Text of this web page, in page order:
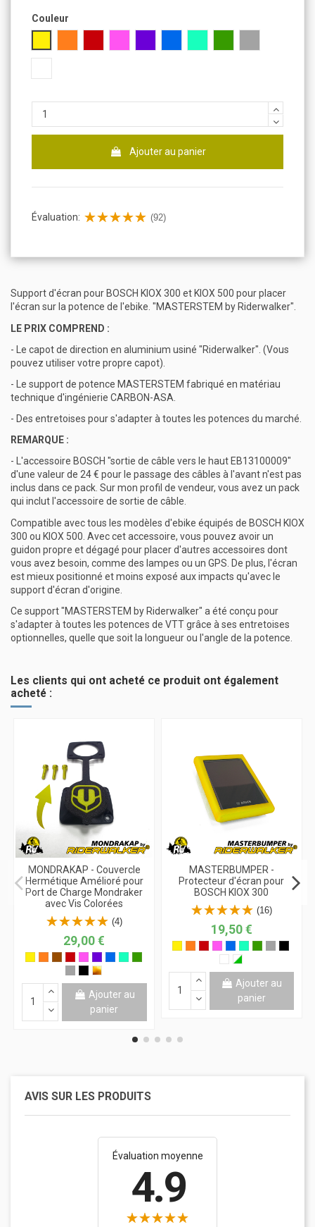
Couleur
Ajouter au panier
Évaluation: (92)
Support d'écran pour BOSCH KIOX 300 et KIOX 500 pour placer
l'écran sur la potence de l'ebike. "MASTERSTEM by Riderwalker".
LE PRIX COMPREND :
- Le capot de direction en aluminium usiné "Riderwalker". (Vous
pouvez utiliser votre propre capot).
- Le support de potence MASTERSTEM fabriqué en matériau
technique d'ingénierie CARBON-ASA.
- Des entretoises pour s'adapter à toutes les potences du marché.
REMARQUE :
- L'accessoire BOSCH "sortie de câble vers le haut EB13100009"
d'une valeur de 24 € pour le passage des câbles à l'avant n'est pas
inclus dans ce pack. Sur mon profil de vendeur, vous avez un pack
qui inclut l'accessoire de sortie de câble.
Compatible avec tous les modèles d'ebike équipés de BOSCH KIOX
300 ou KIOX 500. Avec cet accessoire, vous pouvez avoir un
guidon propre et dégagé pour placer d'autres accessoires dont
vous avez besoin, comme des lampes ou un GPS. De plus, l'écran
est mieux positionné et moins exposé aux impacts qu'avec le
support d'écran d'origine.
Ce support "MASTERSTEM by Riderwalker" a été conçu pour
s'adapter à toutes les potences de VTT grâce à ses entretoises
optionnelles, quelle que soit la longueur ou l'angle de la potence.
Les clients qui ont acheté ce produit ont également
acheté :
MONDRAKAP - Couvercle
Hermétique Amélioré pour
Port de Charge Mondraker
avec Vis Colorées
(4)
29,00 €
Ajouter au
panier
MASTERBUMPER -
Protecteur d'écran pour
BOSCH KIOX 300
(16)
19,50 €
Ajouter au
panier
AVIS SUR LES PRODUITS
Évaluation moyenne
4.9